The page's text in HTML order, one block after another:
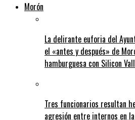
Morón
La delirante euforia del
el «antes y después» de
hamburguesa con Silicon
Tres funcionarios resultan
agresión entre internos en